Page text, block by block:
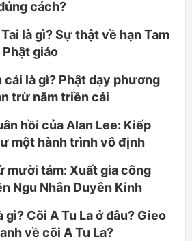
cách?
Tai là gì? Sự thật về hạn Tam
giáo
cái là gì? Phật dạy phương
trừ năm triền cái
hồi của Alan Lee: Kiếp
một hành trình vô định
mười tám: Xuất gia công
Ngu Nhân Duyên Kinh
gì? Cõi A Tu La ở đâu? Gieo
về cõi A Tu La?